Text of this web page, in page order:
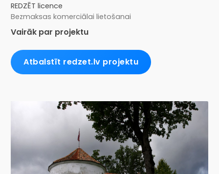
REDZĒT licence
Bezmaksas komerciālai lietošanai
Vairāk par projektu
Atbalstīt redzet.lv projektu